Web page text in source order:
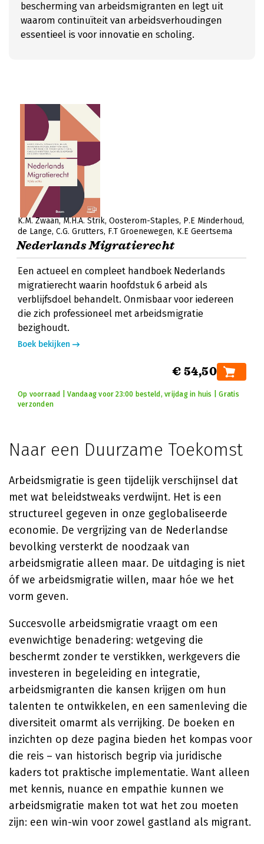
bescherming van arbeidsmigranten en legt uit
waarom continuïteit van arbeidsverhoudingen
essentieel is voor innovatie en scholing.
K.M. Zwaan M.H.A. Strik Oosterom-Staples P.E Minderhoud
de Lange C.G. Grutters F.T Groenewegen K.E Geertsema
Nederlands Migratierecht
Een actueel en compleet handboek Nederlands
migratierecht waarin hoofdstuk 6 arbeid als
verblijfsdoel behandelt. Onmisbaar voor iedereen
die zich professioneel met arbeidsmigratie
bezighoudt.
Boek bekijken
€ 54,50
Op voorraad | Vandaag voor 23:00 besteld, vrijdag in huis | Gratis
verzonden
Naar een Duurzame Toekomst
Arbeidsmigratie is geen tijdelijk verschijnsel dat
met wat beleidstweaks verdwijnt. Het is een
structureel gegeven in onze geglobaliseerde
economie. De vergrijzing van de Nederlandse
bevolking versterkt de noodzaak van
arbeidsmigratie alleen maar. De uitdaging is niet
óf we arbeidsmigratie willen, maar hóe we het
vorm geven.
Succesvolle arbeidsmigratie vraagt om een
evenwichtige benadering: wetgeving die
beschermt zonder te verstikken, werkgevers die
investeren in begeleiding en integratie,
arbeidsmigranten die kansen krijgen om hun
talenten te ontwikkelen, en een samenleving die
diversiteit omarmt als verrijking. De boeken en
inzichten op deze pagina bieden het kompas voor
die reis – van historisch begrip via juridische
kaders tot praktische implementatie. Want alleen
met kennis, nuance en empathie kunnen we
arbeidsmigratie maken tot wat het zou moeten
zijn: een win-win voor zowel gastland als migrant.